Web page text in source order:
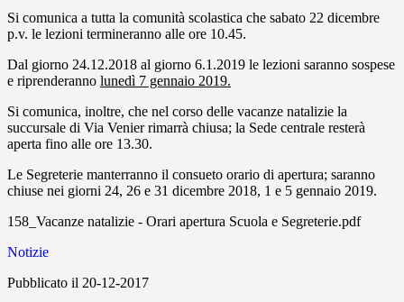
Si comunica a tutta la comunità scolastica che sabato 22 dicembre
p.v. le lezioni termineranno alle ore 10.45.
Dal giorno 24.12.2018 al giorno 6.1.2019 le lezioni saranno sospese
e riprenderanno lunedì 7 gennaio 2019.
Si comunica, inoltre, che nel corso delle vacanze natalizie la
succursale di Via Venier rimarrà chiusa; la Sede centrale resterà
aperta fino alle ore 13.30.
Le Segreterie manterranno il consueto orario di apertura; saranno
chiuse nei giorni 24, 26 e 31 dicembre 2018, 1 e 5 gennaio 2019.
158_Vacanze natalizie - Orari apertura Scuola e Segreterie.pdf
Notizie
Pubblicato il 20-12-2017